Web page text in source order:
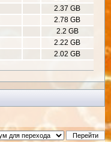
2.37 GB
2.78 GB
2.2 GB
2.22 GB
2.02 GB